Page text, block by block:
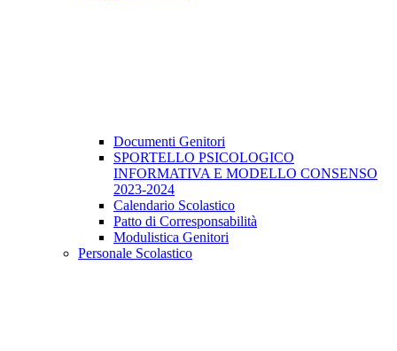
Documenti Genitori
SPORTELLO PSICOLOGICO
INFORMATIVA E MODELLO CONSENSO
2023-2024
Calendario Scolastico
Patto di Corresponsabilità
Modulistica Genitori
Personale Scolastico